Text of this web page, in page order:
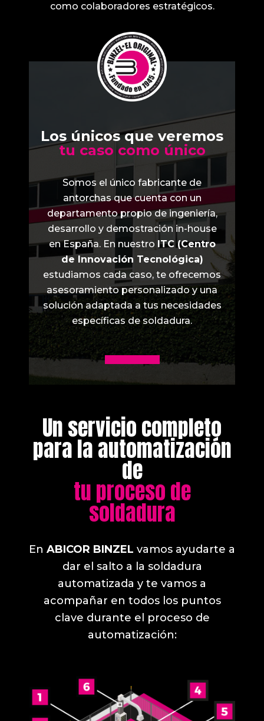
como colaboradores estratégicos.
Los únicos que veremos
tu caso como único
Somos el único fabricante de
antorchas que cuenta con un
departamento propio de ingeniería,
desarrollo y demostración in-house
en España. En nuestro ITC (Centro
de Innovación Tecnológica)
estudiamos cada caso, te ofrecemos
asesoramiento personalizado y una
solución adaptada a tus necesidades
específicas de soldadura.
Un servicio completo
para la automatización
de
tu proceso de
soldadura
En ABICOR BINZEL vamos ayudarte a
dar el salto a la soldadura
automatizada y te vamos a
acompañar en todos los puntos
clave durante el proceso de
automatización: